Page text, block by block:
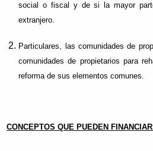
social o fiscal y de si la mayor
extranjero.
Particulares, las comunidades de
comunidades de propietarios para
reforma de sus elementos comunes.
CONCEPTOS QUE PUEDEN